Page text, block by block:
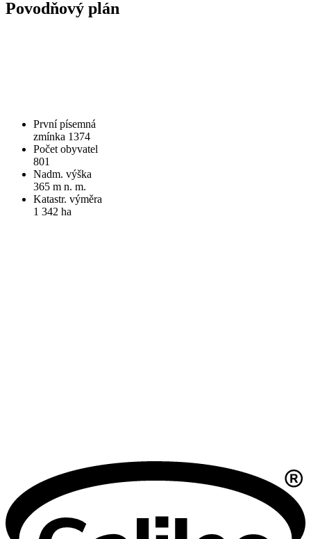
Povodňový plán
První písemná
zmínka 1374
Počet obyvatel
801
Nadm. výška
365 m n. m.
Katastr. výměra
1 342 ha